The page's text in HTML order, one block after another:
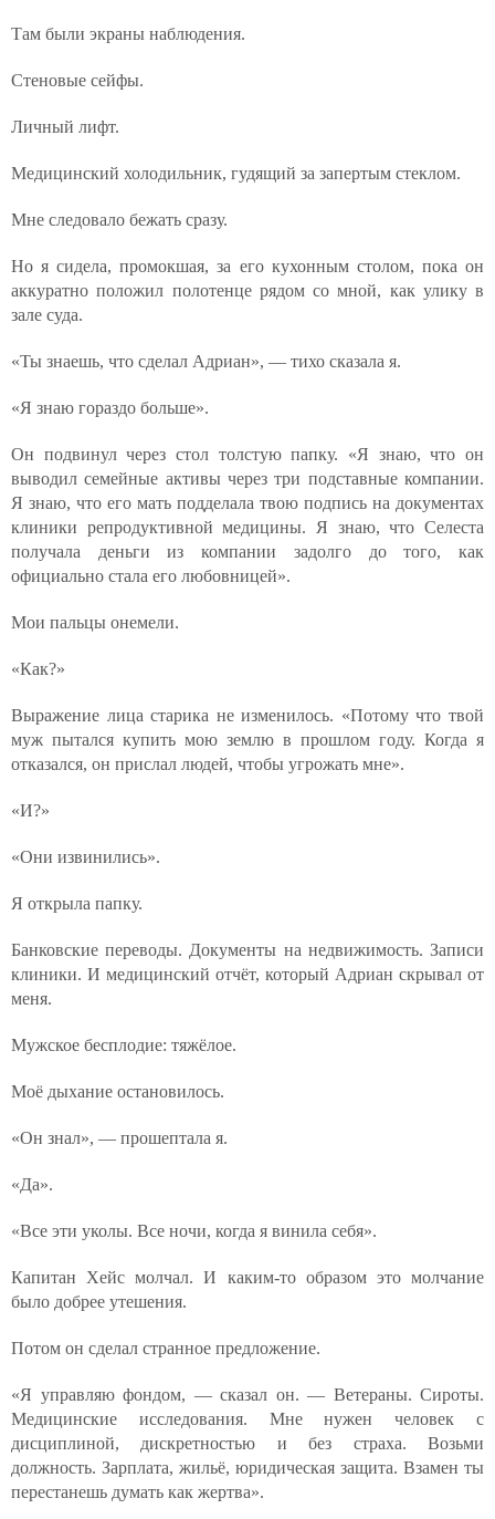
Там были экраны наблюдения.
Стеновые сейфы.
Личный лифт.
Медицинский холодильник, гудящий за запертым стеклом.
Мне следовало бежать сразу.
Но я сидела, промокшая, за его кухонным столом, пока он
аккуратно положил полотенце рядом со мной, как улику в
зале суда.
«Ты знаешь, что сделал Адриан», — тихо сказала я.
«Я знаю гораздо больше».
Он подвинул через стол толстую папку. «Я знаю, что он
выводил семейные активы через три подставные компании.
Я знаю, что его мать подделала твою подпись на документах
клиники репродуктивной медицины. Я знаю, что Селеста
получала деньги из компании задолго до того, как
официально стала его любовницей».
Мои пальцы онемели.
«Как?»
Выражение лица старика не изменилось. «Потому что твой
муж пытался купить мою землю в прошлом году. Когда я
отказался, он прислал людей, чтобы угрожать мне».
«И?»
«Они извинились».
Я открыла папку.
Банковские переводы. Документы на недвижимость. Записи
клиники. И медицинский отчёт, который Адриан скрывал от
меня.
Мужское бесплодие: тяжёлое.
Моё дыхание остановилось.
«Он знал», — прошептала я.
«Да».
«Все эти уколы. Все ночи, когда я винила себя».
Капитан Хейс молчал. И каким-то образом это молчание
было добрее утешения.
Потом он сделал странное предложение.
«Я управляю фондом, — сказал он. — Ветераны. Сироты.
Медицинские исследования. Мне нужен человек с
дисциплиной, дискретностью и без страха. Возьми
должность. Зарплата, жильё, юридическая защита. Взамен ты
перестанешь думать как жертва».